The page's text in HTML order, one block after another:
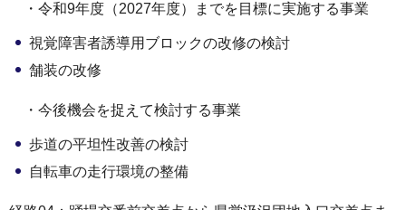
・令和9年度（2027年度）までを目標に実施する事業
視覚障害者誘導用ブロックの改修の検討
舗装の改修
・今後機会を捉えて検討する事業
歩道の平坦性改善の検討
自転車の走行環境の整備